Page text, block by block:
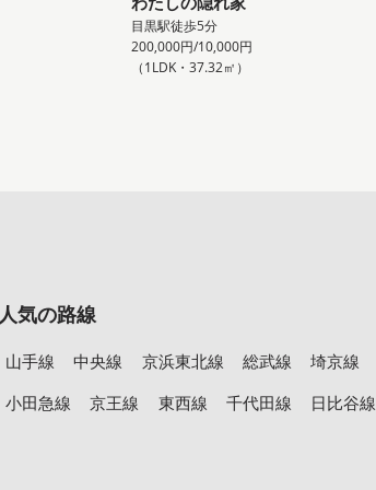
目黒駅徒歩5分
200,000円/10,000円
（1LDK・37.32㎡）
人気の路線
山手線 中央線 京浜東北線 総武線 埼京線
小田急線
京王線 東西線 千代田線 日比谷線